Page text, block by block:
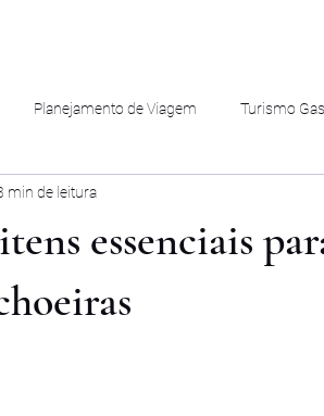
Planejamento de Viagem Turismo
essenciais
min de leitura